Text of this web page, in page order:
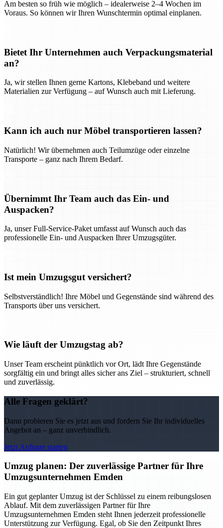
Am besten so früh wie möglich – idealerweise 2–4 Wochen im
Voraus. So können wir Ihren Wunschtermin optimal einplanen.
Bietet Ihr Unternehmen auch Verpackungsmaterial
an?
Ja, wir stellen Ihnen gerne Kartons, Klebeband und weitere
Materialien zur Verfügung – auf Wunsch auch mit Lieferung.
Kann ich auch nur Möbel transportieren lassen?
Natürlich! Wir übernehmen auch Teilumzüge oder einzelne
Transporte – ganz nach Ihrem Bedarf.
Übernimmt Ihr Team auch das Ein- und
Auspacken?
Ja, unser Full-Service-Paket umfasst auf Wunsch auch das
professionelle Ein- und Auspacken Ihrer Umzugsgüter.
Ist mein Umzugsgut versichert?
Selbstverständlich! Ihre Möbel und Gegenstände sind während des
Transports über uns versichert.
Wie läuft der Umzugstag ab?
Unser Team erscheint pünktlich vor Ort, lädt Ihre Gegenstände
sorgfältig ein und bringt alles sicher ans Ziel – strukturiert, schnell
und zuverlässig.
Alle Fragen geklärt?
Dann probieren Sie es jetzt aus und fordern Sie Ihr individuelles
Angebot an – ganz unverbindlich.
Jetzt Anfrage starten
Umzug planen: Der zuverlässige Partner für Ihre
Umzugsunternehmen Emden
Ein gut geplanter Umzug ist der Schlüssel zu einem reibungslosen
Ablauf. Mit dem zuverlässigen Partner für Ihre
Umzugsunternehmen Emden steht Ihnen jederzeit professionelle
Unterstützung zur Verfügung. Egal, ob Sie den Zeitpunkt Ihres